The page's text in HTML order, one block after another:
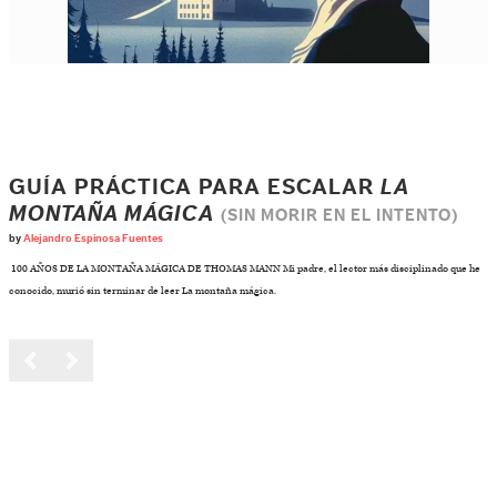
GUÍA PRÁCTICA PARA ESCALAR LA
MONTAÑA MÁGICA (SIN MORIR EN EL INTENTO)
by Alejandro Espinosa Fuentes
100 AÑOS DE LA MONTAÑA MÁGICA DE THOMAS MANN Mi padre, el lector más disciplinado que he
conocido, murió sin terminar de leer La montaña mágica.